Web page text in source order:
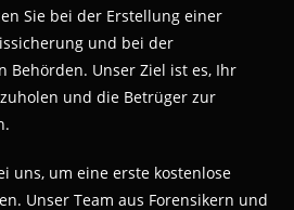
Sie bei der Erstellung einer
und bei der
Behörden. Unser Ziel ist es, Ihr
und die Betrüger zur
uns, um eine erste kostenlose
Unser Team aus Forensikern und